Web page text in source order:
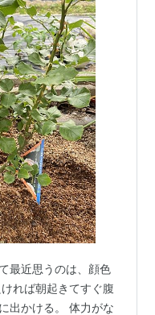
最近思うのは、顔色
れば朝起きてすぐ腹
出かける。 体力がな